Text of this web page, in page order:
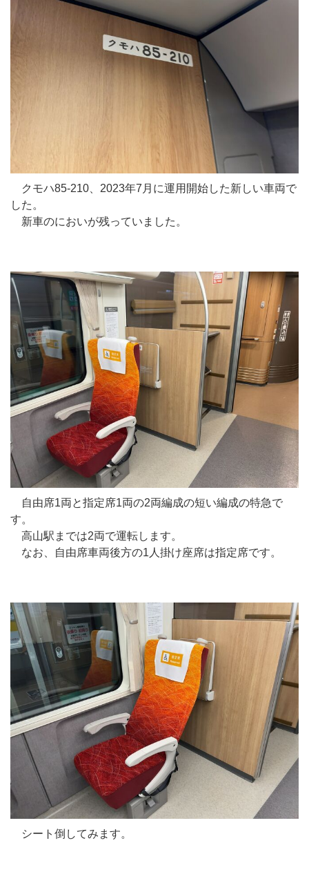
クモハ85-210、2023年7月に運用開始した新しい車両で
した。
新車のにおいが残っていました。
自由席1両と指定席1両の2両編成の短い編成の特急で
す。
高山駅までは2両で運転します。
なお、自由席車両後方の1人掛け座席は指定席です。
シート倒してみます。